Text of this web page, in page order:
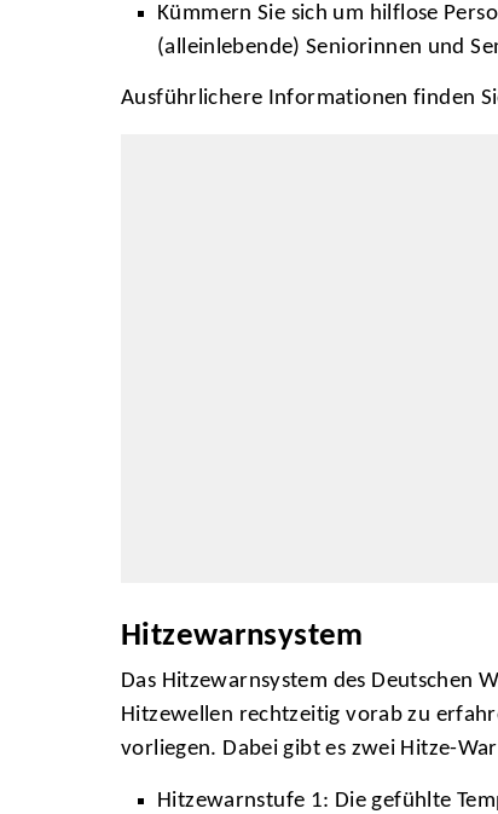
Kümmern Sie sich um hilflose
(alleinlebende) Seniorinnen und
Ausführlichere Informationen finden
Hitzewarnsystem
Das Hitzewarnsystem des Deutschen
Hitzewellen rechtzeitig vorab zu
vorliegen. Dabei gibt es zwei Hitze-
Hitzewarnstufe 1: Die gefühlte